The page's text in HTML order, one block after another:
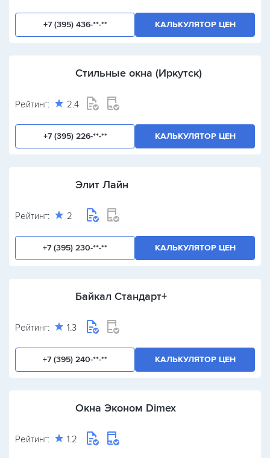
+7 (395) 436-**-** КАЛЬКУЛЯТОР ЦЕН
Стильные окна (Иркутск)
Рейтинг: 2.4
+7 (395) 226-**-** КАЛЬКУЛЯТОР ЦЕН
Элит Лайн
Рейтинг: 2
+7 (395) 230-**-** КАЛЬКУЛЯТОР ЦЕН
Байкал Стандарт+
Рейтинг: 1.3
+7 (395) 240-**-** КАЛЬКУЛЯТОР ЦЕН
Окна Эконом Dimex
Рейтинг: 1.2